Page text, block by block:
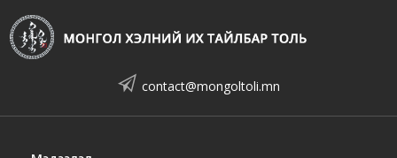
contact@mongoltoli.mn